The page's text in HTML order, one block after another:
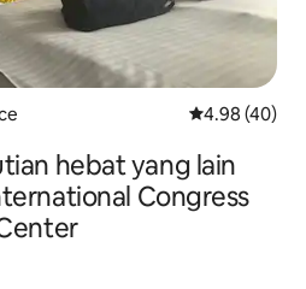
Penarafan
4.98 (40)
hebat yang lain
Congress